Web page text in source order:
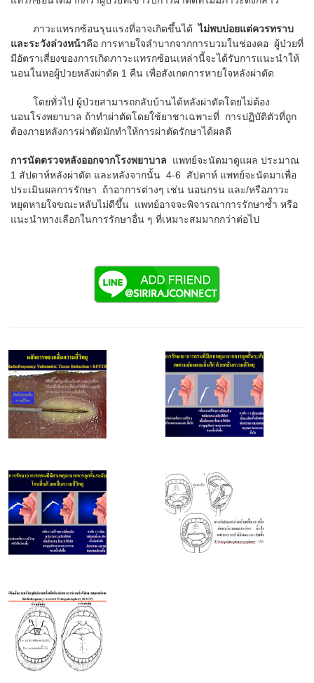
ภาวะแทรกซ้อนรุนแรงที่อาจเกิดขึ้นได้ไม่พบบ่อยแต่ควรทราบ
และระวังล่วงหน้าคือ การหายใจลำบากจากการบวมในช่องคอ ผู้ป่วยที่
มีอัตราเสี่ยงของการเกิดภาวะแทรกซ้อนเหล่านี้จะได้รับการแนะนำให้
นอนในหอผู้ป่วยหลังผ่าตัด 1 คืน เพื่อสังเกตการหายใจหลังผ่าตัด
โดยทั่วไป ผู้ป่วยสามารถกลับบ้านได้หลังผ่าตัดโดยไม่ต้อง
นอนโรงพยาบาล ถ้าทำผ่าตัดโดยใช้ยาชาเฉพาะที่ การปฏิบัติตัวที่ถูก
ต้องภายหลังการผ่าตัดมักทำให้การผ่าตัดรักษาได้ผลดี
การนัดตรวจหลังออกจากโรงพยาบาล แพทย์จะนัดมาดูแผล ประมาณ
1 สัปดาห์หลังผ่าตัด และหลังจากนั้น 4-6 สัปดาห์ แพทย์จะนัดมาเพื่อ
ประเมินผลการรักษา ถ้าอาการต่างๆ เช่น นอนกรน และ/หรือภาวะ
หยุดหายใจขณะหลับไม่ดีขึ้น แพทย์อาจจะพิจารณาการรักษาซ้ำ หรือ
แนะนำทางเลือกในการรักษาอื่น ๆ ที่เหมาะสมมากกว่าต่อไป